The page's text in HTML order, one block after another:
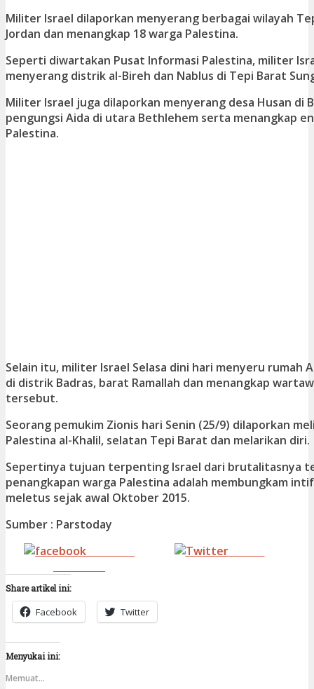
Militer Israel dilaporkan menyerang berbagai wilayah
Jordan dan menangkap 18 warga Palestina.
Seperti diwartakan Pusat Informasi Palestina, militer
menyerang distrik al-Bireh dan Nablus di Tepi Barat
Militer Israel juga dilaporkan menyerang desa Husan di
pengungsi Aida di utara Bethlehem serta menangkap
Palestina.
Selain itu, militer Israel Selasa dini hari menyeru rumah
di distrik Badras, barat Ramallah dan menangkap
tersebut.
Seorang pemukim Zionis hari Senin (25/9) dilaporkan
Palestina al-Khalil, selatan Tepi Barat dan melarikan diri.
Sepertinya tujuan terpenting Israel dari brutalitasnya
penangkapan warga Palestina adalah membungkam
meletus sejak awal Oktober 2015.
Sumber : Parstoday
Tweet
Share artikel ini:
Facebook Twitter
Menyukai ini:
Memuat...